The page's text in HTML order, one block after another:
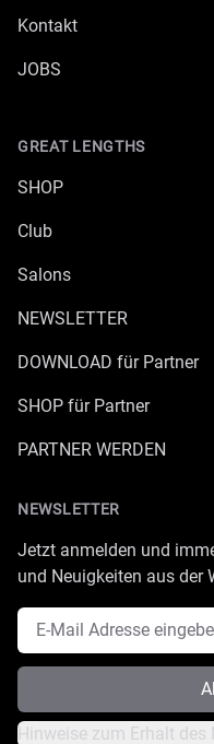
Kontakt
JOBS
GREAT LENGTHS
SHOP
Club
Salons
NEWSLETTER
DOWNLOAD für Partner
SHOP für Partner
PARTNER WERDEN
NEWSLETTER
Jetzt anmelden und
und Neuigkeiten aus der
E-Mail Adresse
Hinweise zum Erhalt des